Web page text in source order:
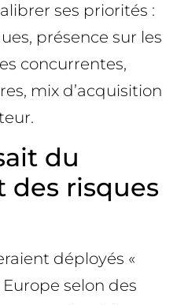
ses priorités :
présence sur les
concurrentes,
mix d’acquisition
du
des risques
déployés «
selon des